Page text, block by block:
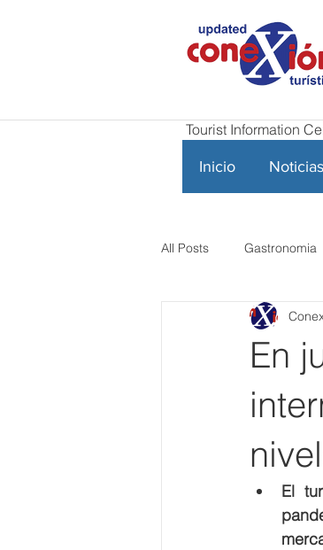
Tourist Information
Inicio Noticias
All Posts Gastronomia
En
El